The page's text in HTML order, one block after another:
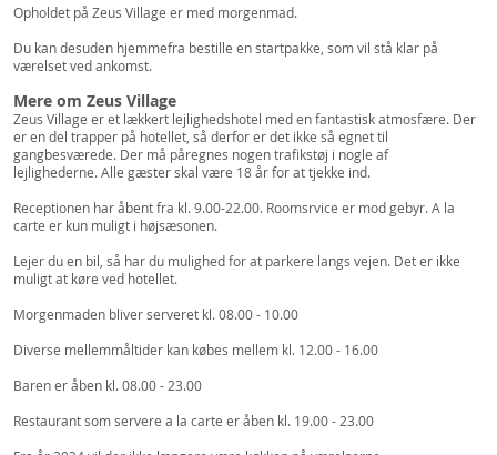
Opholdet på Zeus Village er med morgenmad.
Du kan desuden hjemmefra bestille en startpakke, som vil stå klar på
værelset ved ankomst.
Mere om Zeus Village
Zeus Village er et lækkert lejlighedshotel med en fantastisk atmosfære. Der
er en del trapper på hotellet, så derfor er det ikke så egnet til
gangbesværede. Der må påregnes nogen trafikstøj i nogle af
lejlighederne. Alle gæster skal være 18 år for at tjekke ind.
Receptionen har åbent fra kl. 9.00-22.00. Roomsrvice er mod gebyr. A la
carte er kun muligt i højsæsonen.
Lejer du en bil, så har du mulighed for at parkere langs vejen. Det er ikke
muligt at køre ved hotellet.
Morgenmaden bliver serveret kl. 08.00 - 10.00
Diverse mellemmåltider kan købes mellem kl. 12.00 - 16.00
Baren er åben kl. 08.00 - 23.00
Restaurant som servere a la carte er åben kl. 19.00 - 23.00